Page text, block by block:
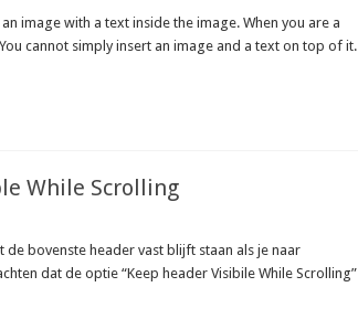
image with a text inside the image. When you are a
cannot simply insert an image and a text on top of it.
While Scrolling
de bovenste header vast blijft staan als je naar
dat de optie “Keep header Visibile While Scrolling”